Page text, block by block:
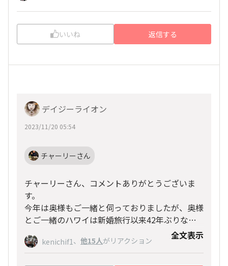
いいね 返信する
デイジーライオン
2023/11/20 05:54
チャーリーさん
チャーリーさん、コメントありがとうございま
す。
今年は奥様もご一緒と伺っておりましたが、奥様
とご一緒のハワイは新婚旅行以来42年ぶりなの
ですね！新婚旅行のルートはロス、シスコ、そし
てホノルル。ステキなルートですね☆彡
今年はそんな新婚の思い出と共に奥様と過ごされ
kenichif1 、 他15人がリアクション 全文表示